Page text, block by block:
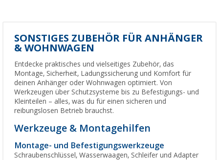
SONSTIGES ZUBEHÖR FÜR ANHÄNGER
& WOHNWAGEN
Entdecke praktisches und vielseitiges Zubehör, das
Montage, Sicherheit, Ladungssicherung und Komfort für
deinen Anhänger oder Wohnwagen optimiert. Von
Werkzeugen über Schutzsysteme bis zu Befestigungs- und
Kleinteilen – alles, was du für einen sicheren und
reibungslosen Betrieb brauchst.
Werkzeuge & Montagehilfen
Montage- und Befestigungswerkzeuge
Schraubenschlüssel, Wasserwaagen, Schleifer und Adapter